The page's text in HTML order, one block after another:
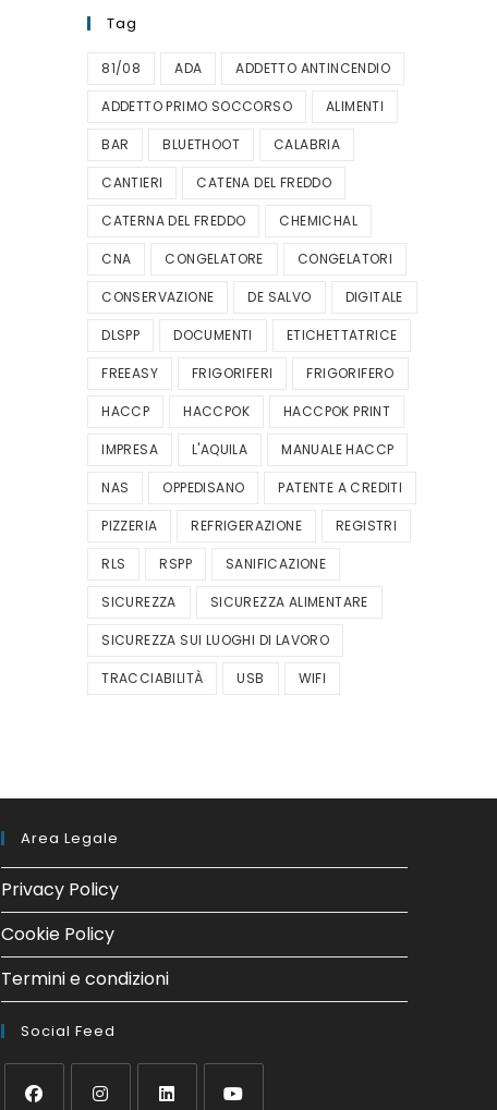
Tag
81/08 ADA ADDETTO ANTINCENDIO
ADDETTO PRIMO SOCCORSO ALIMENTI
BAR BLUETHOOT CALABRIA
CANTIERI CATENA DEL FREDDO
CATERNA DEL FREDDO CHEMICHAL
CNA CONGELATORE CONGELATORI
CONSERVAZIONE DE SALVO DIGITALE
DLSPP DOCUMENTI ETICHETTATRICE
FREEASY FRIGORIFERI FRIGORIFERO
HACCP HACCPOK HACCPOK PRINT
IMPRESA L'AQUILA MANUALE HACCP
NAS OPPEDISANO PATENTE A CREDITI
PIZZERIA REFRIGERAZIONE REGISTRI
RLS RSPP SANIFICAZIONE
SICUREZZA SICUREZZA ALIMENTARE
SICUREZZA SUI LUOGHI DI LAVORO
TRACCIABILITÀ USB WIFI
Area Legale
Privacy Policy
Cookie Policy
Termini e condizioni
Social Feed